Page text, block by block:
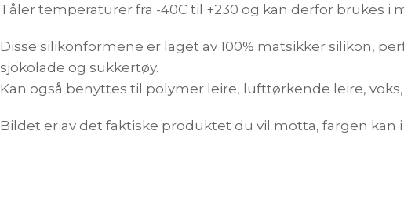
Tåler temperaturer fra -40C til +230 og kan derfor brukes i
Disse silikonformene er laget av 100% matsikker silikon,
sjokolade og sukkertøy.
Kan også benyttes til polymer leire, lufttørkende leire,
Bildet er av det faktiske produktet du vil motta, fargen kan